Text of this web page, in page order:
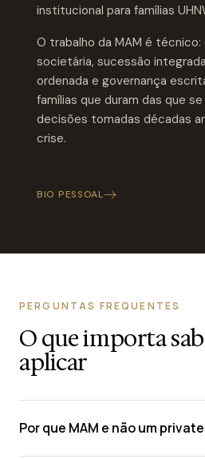
institucional para famílias
O trabalho da MAM é
societária, sucessão
ordenada e governança
famílias que duram das que
decisões tomadas décadas
crise.
BIO PESSOAL
PERGUNTAS FREQUENTES
O que importa
aplicar
Por que MAM e não um